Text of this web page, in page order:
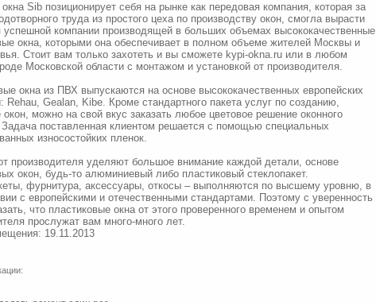
Sib позиционирует себя на рынке как передовая компания, которая за
труда из простого цеха по производству окон, смогла вырасти
успешной компании производящей в больших объемах высококачественные
окна, которыми она обеспечивает в полном объеме жителей Москвы и
Стоит вам только захотеть и вы сможете kypi-okna.ru или в любом
Московской области с монтажом и установкой от производителя.
окна из ПВХ выпускаются на основе высококачественных европейских
Rehau, Gealan, Kibe. Кроме стандартного пакета услуг по созданию,
окон, можно на свой вкус заказать любое цветовое решение оконного
поставленная клиентом решается с помощью специальных
износостойких пленок.
производителя уделяют большое внимание каждой детали, основе
окон, будь-то алюминиевый либо пластиковый стеклопакет.
фурнитура, аксессуары, откосы – выполняются по высшему уровню, в
с европейскими и отечественными стандартами. Поэтому с уверенность
что пластиковые окна от этого проверенного временем и опытом
прослужат вам много-много лет.
19.11.2013